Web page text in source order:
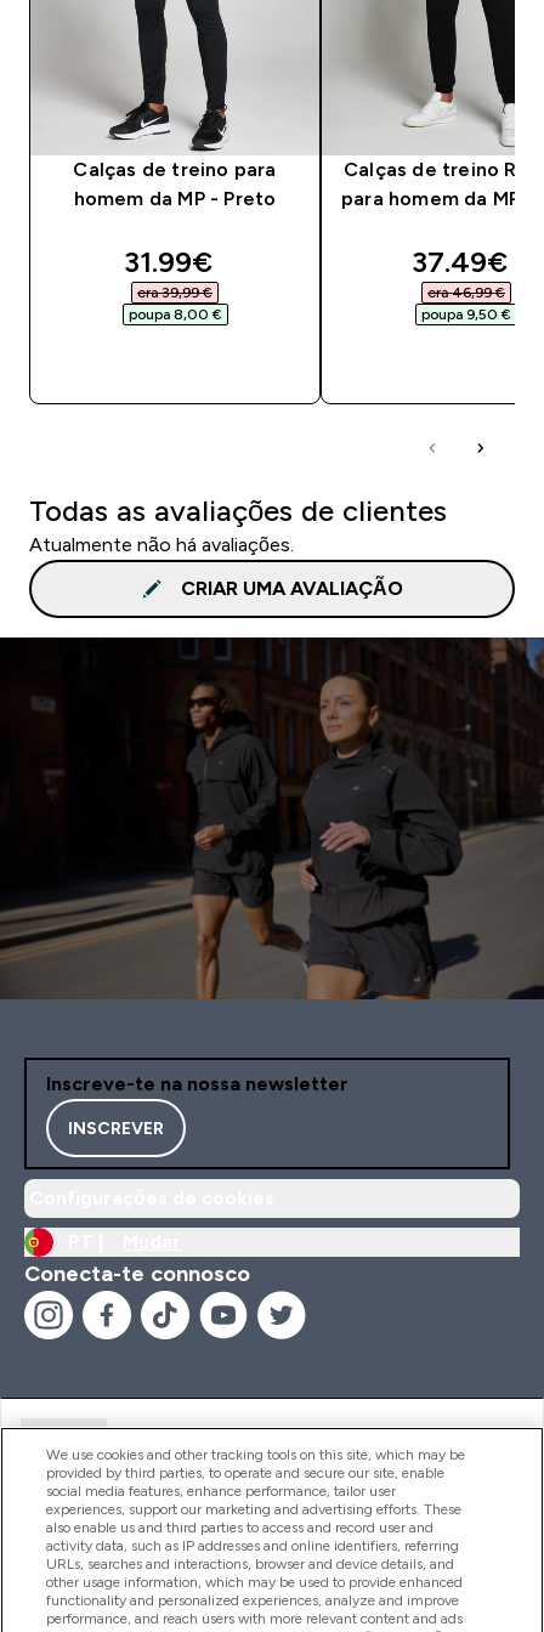
Calças de treino para
homem da MP - Preto
discounted price
31.99€‎
era 39,99 €‎
poupa 8,00 €‎
Calças de treino
para homem da MP -
37.49€‎
era 46,99 €‎
poupa 9,50 €‎
Todas as avaliações de clientes
Atualmente não há avaliações.
CRIAR UMA AVALIAÇÃO
Inscreve-te na nossa newsletter
INSCREVER
Conecta-te connosco
Produtos
Informação
We use cookies and other tracking tools on this site, which may be
provided by third parties, to operate and secure our site, enable
social media features, enhance performance, tailor user
experiences, support our marketing and advertising efforts. These
also enable us and third parties to access and record user and
activity data, such as IP addresses and online identifiers, referring
URLs, searches and interactions, browser and device details, and
other usage information, which may be used to provide enhanced
functionality and personalized experiences, analyze and improve
performance, and reach users with more relevant content and ads